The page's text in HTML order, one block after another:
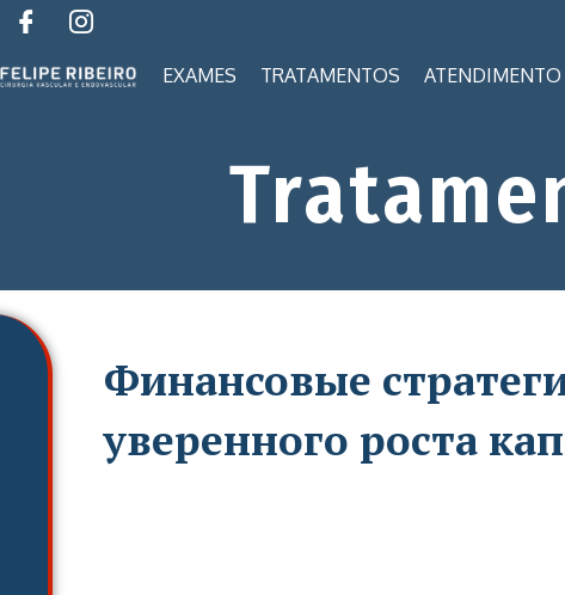
EXAMES TRATAMENTOS ATENDIMENTO
Финансовые
уверенного роста